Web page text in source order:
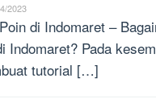
2023
di Indomaret –
Indomaret? Pada
tutorial […]